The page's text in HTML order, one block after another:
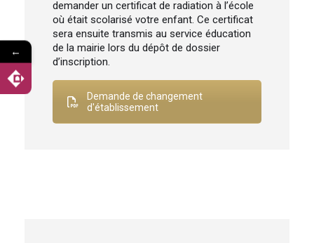
demander un certificat de radiation à l’école
où était scolarisé votre enfant. Ce certificat
sera ensuite transmis au service éducation
de la mairie lors du dépôt de dossier
d’inscription.
Demande de changement
d'établissement
←